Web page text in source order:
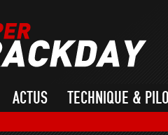
ACTUS TECHNIQUE &